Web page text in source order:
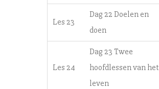
Les 23
Dag 22 Doelen en
doen
Les 24
Dag 23 Twee
hoofdlessen van het
leven